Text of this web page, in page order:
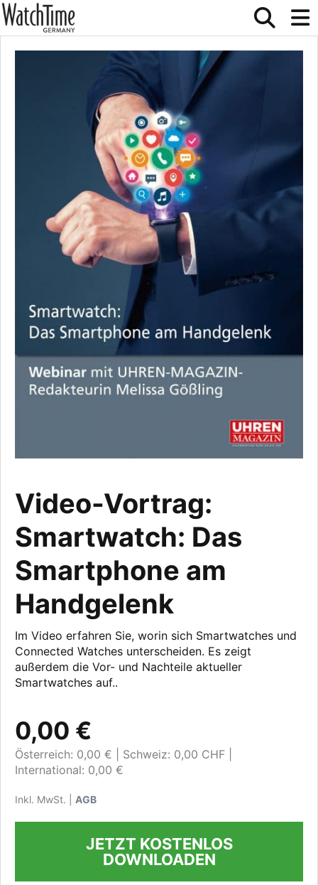
Video-Vortrag:
Smartwatch: Das
Smartphone am
Handgelenk
Im Video erfahren Sie, worin sich Smartwatches und
Connected Watches unterscheiden. Es zeigt
außerdem die Vor- und Nachteile aktueller
Smartwatches auf..
0,00 €
Österreich: 0,00 €
Schweiz: 0,00 CHF
International: 0,00 €
Inkl. MwSt. | AGB
JETZT KOSTENLOS
DOWNLOADEN